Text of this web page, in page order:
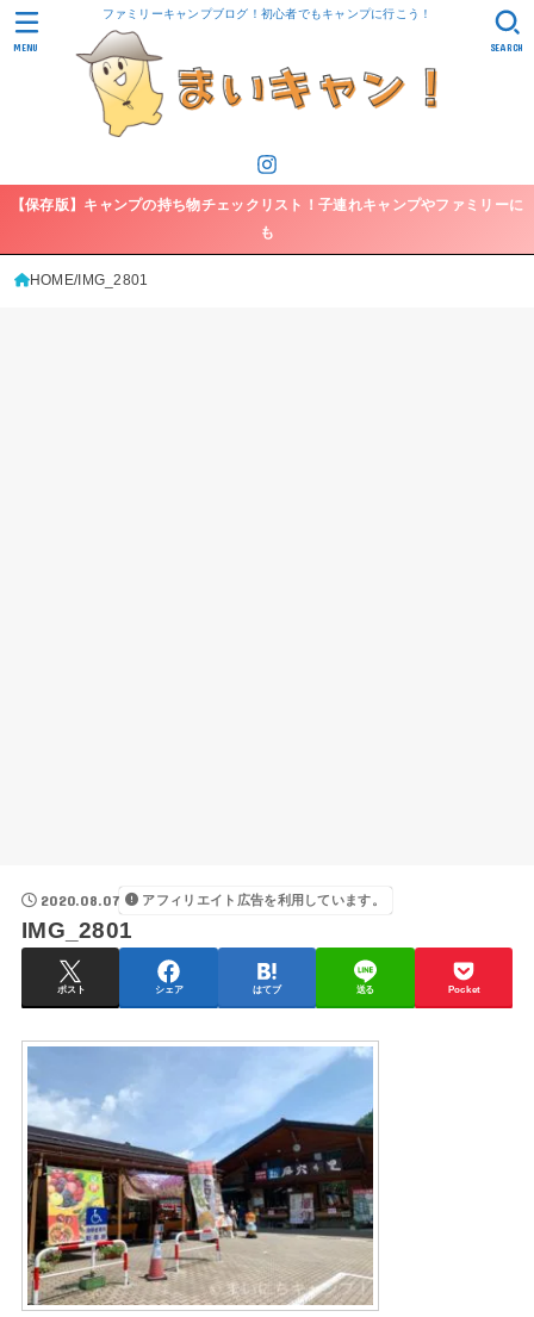
ファミリーキャンプブログ！初心者でもキャンプに行こう！
SEARCH
MENU
【保存版】キャンプの持ち物チェックリスト！子連れキャンプやファミリーに
も
HOME IMG_2801
2020.08.07 アフィリエイト広告を利用しています。
IMG_2801
ポスト シェア はてブ 送る Pocket